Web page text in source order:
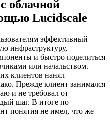
облачной
Lucidscale
эффективный
инфраструктуру,
и быстро поделиться
или начальством.
клиентов нанял
Прежде клиент занимался
и не требовал от
шаг. В итоге по
понятия не имел, что же